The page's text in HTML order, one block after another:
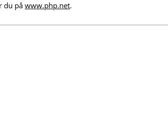
du påwww.php.net.